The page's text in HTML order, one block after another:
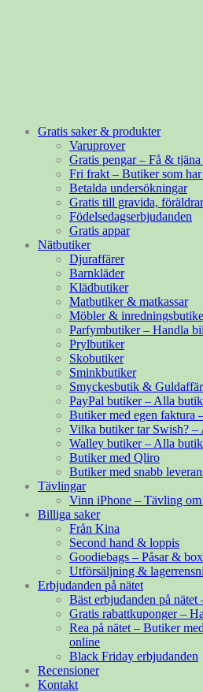
Gratis saker & produkter
Varuprover
Gratis pengar – Få & tjäna
Fri frakt – Butiker som har
Betalda undersökningar
Gratis till gravida,
Födelsedagserbjudanden
Gratis appar
Nätbutiker
Djuraffärer
Barnkläder
Klädbutiker
Matbutiker & matkassar
Möbler &
Parfymbutiker – Handla
Prylbutiker
Skobutiker
Sminkbutiker
Smyckesbutik &
PayPal butiker – Alla
Butiker med egen faktura
Vilka butiker tar Swish?
Walley butiker – Alla
Butiker med Qliro
Butiker med snabb
Tävlingar
Vinn iPhone – Tävling
Billiga saker
Från Kina
Second hand & loppis
Goodiebags – Påsar &
Utförsäljning &
Erbjudanden på nätet
Bäst erbjudanden på
Gratis rabattkuponger –
Rea på nätet – Butiker
online
Black Friday erbjudanden
Recensioner
Kontakt